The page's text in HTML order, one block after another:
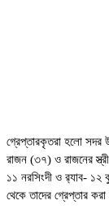
গ্রেপ্তারকৃতরা হলো সদর
রাজন (৩৭) ও রাজনের
১১ নরসিংদী ও র‍্যাব- ১২
থেকে তাদের গ্রেপ্তার